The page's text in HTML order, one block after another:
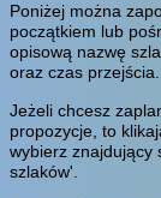
Poniżej można
początkiem lub
opisową nazwę
oraz czas przejścia.
Jeżeli chcesz
propozycje, to
wybierz znajdujący
szlaków'.